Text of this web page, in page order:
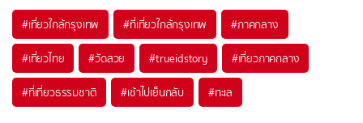
#เที่ยวใกล้กรุงเทพ #ที่เที่ยวใกล้กรุงเทพ #ภาคกลาง
#เที่ยวไทย #วัดสวย #trueidstory #เที่ยวภาคกลาง
#ที่เที่ยวธรรมชาติ #เช้าไปเย็นกลับ #ทะเล